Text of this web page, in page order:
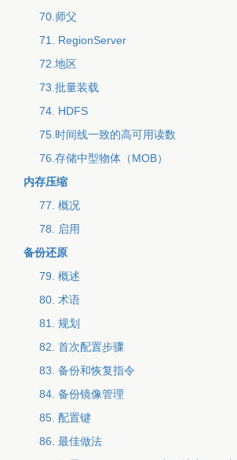
70.师父
71. RegionServer
72.地区
73.批量装载
74. HDFS
75.时间线一致的高可用读数
76.存储中型物体（MOB）
内存压缩
77. 概况
78. 启用
备份还原
79. 概述
80. 术语
81. 规划
82. 首次配置步骤
83. 备份和恢复指令
84. 备份镜像管理
85. 配置键
86. 最佳做法